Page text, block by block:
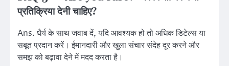
प्रतिक्रिया देनी चाहिए?
Ans. धैर्य के साथ जवाब दें, यदि आवश्यक हो तो अधिक डिटेल्स या
सबूत प्रदान करें। ईमानदारी और खुला संचार संदेह दूर करने और
समझ को बढ़ावा देने में मदद करता है।